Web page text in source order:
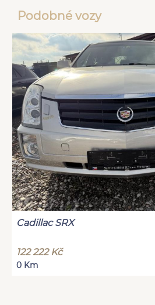
Podobné vozy
Cadillac SRX
122 222 Kč
0 Km